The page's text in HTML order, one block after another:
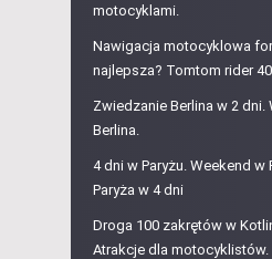
motocyklami.
Nawigacja motocyklowa
najlepsza? Tomtom rider
Zwiedzanie Berlina w 2 dni.
Berlina.
4 dni w Paryżu. Weekend w
Paryża w 4 dni
Droga 100 zakrętów w
Atrakcje dla motocyklistów.